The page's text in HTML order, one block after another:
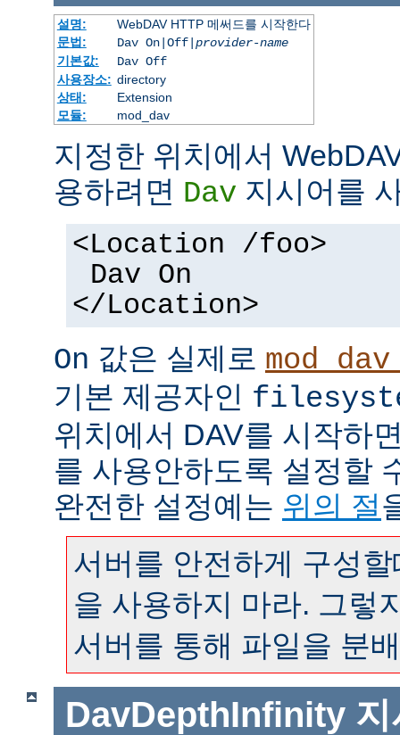
설명:
WebDAV HTTP 메써드를 시작한다
문법:
Dav On|Off| provider-name
기본값:
Dav Off
사용장소: directory
상태:
Extension
모듈:
mod_dav
지정한 위치에서
용하려면 Dav 지시어를
<Location /foo>
Dav On
</Location>
On 값은 실제로
기본 제공자인
위치에서 DAV를 시작하
를 사용안하도록 설정할
완전한 설정예는 위의 절
서버를 안전하게 구성
을 사용하지 마라. 그렇
서버를 통해 파일을 분
DavDepthInfinity 지